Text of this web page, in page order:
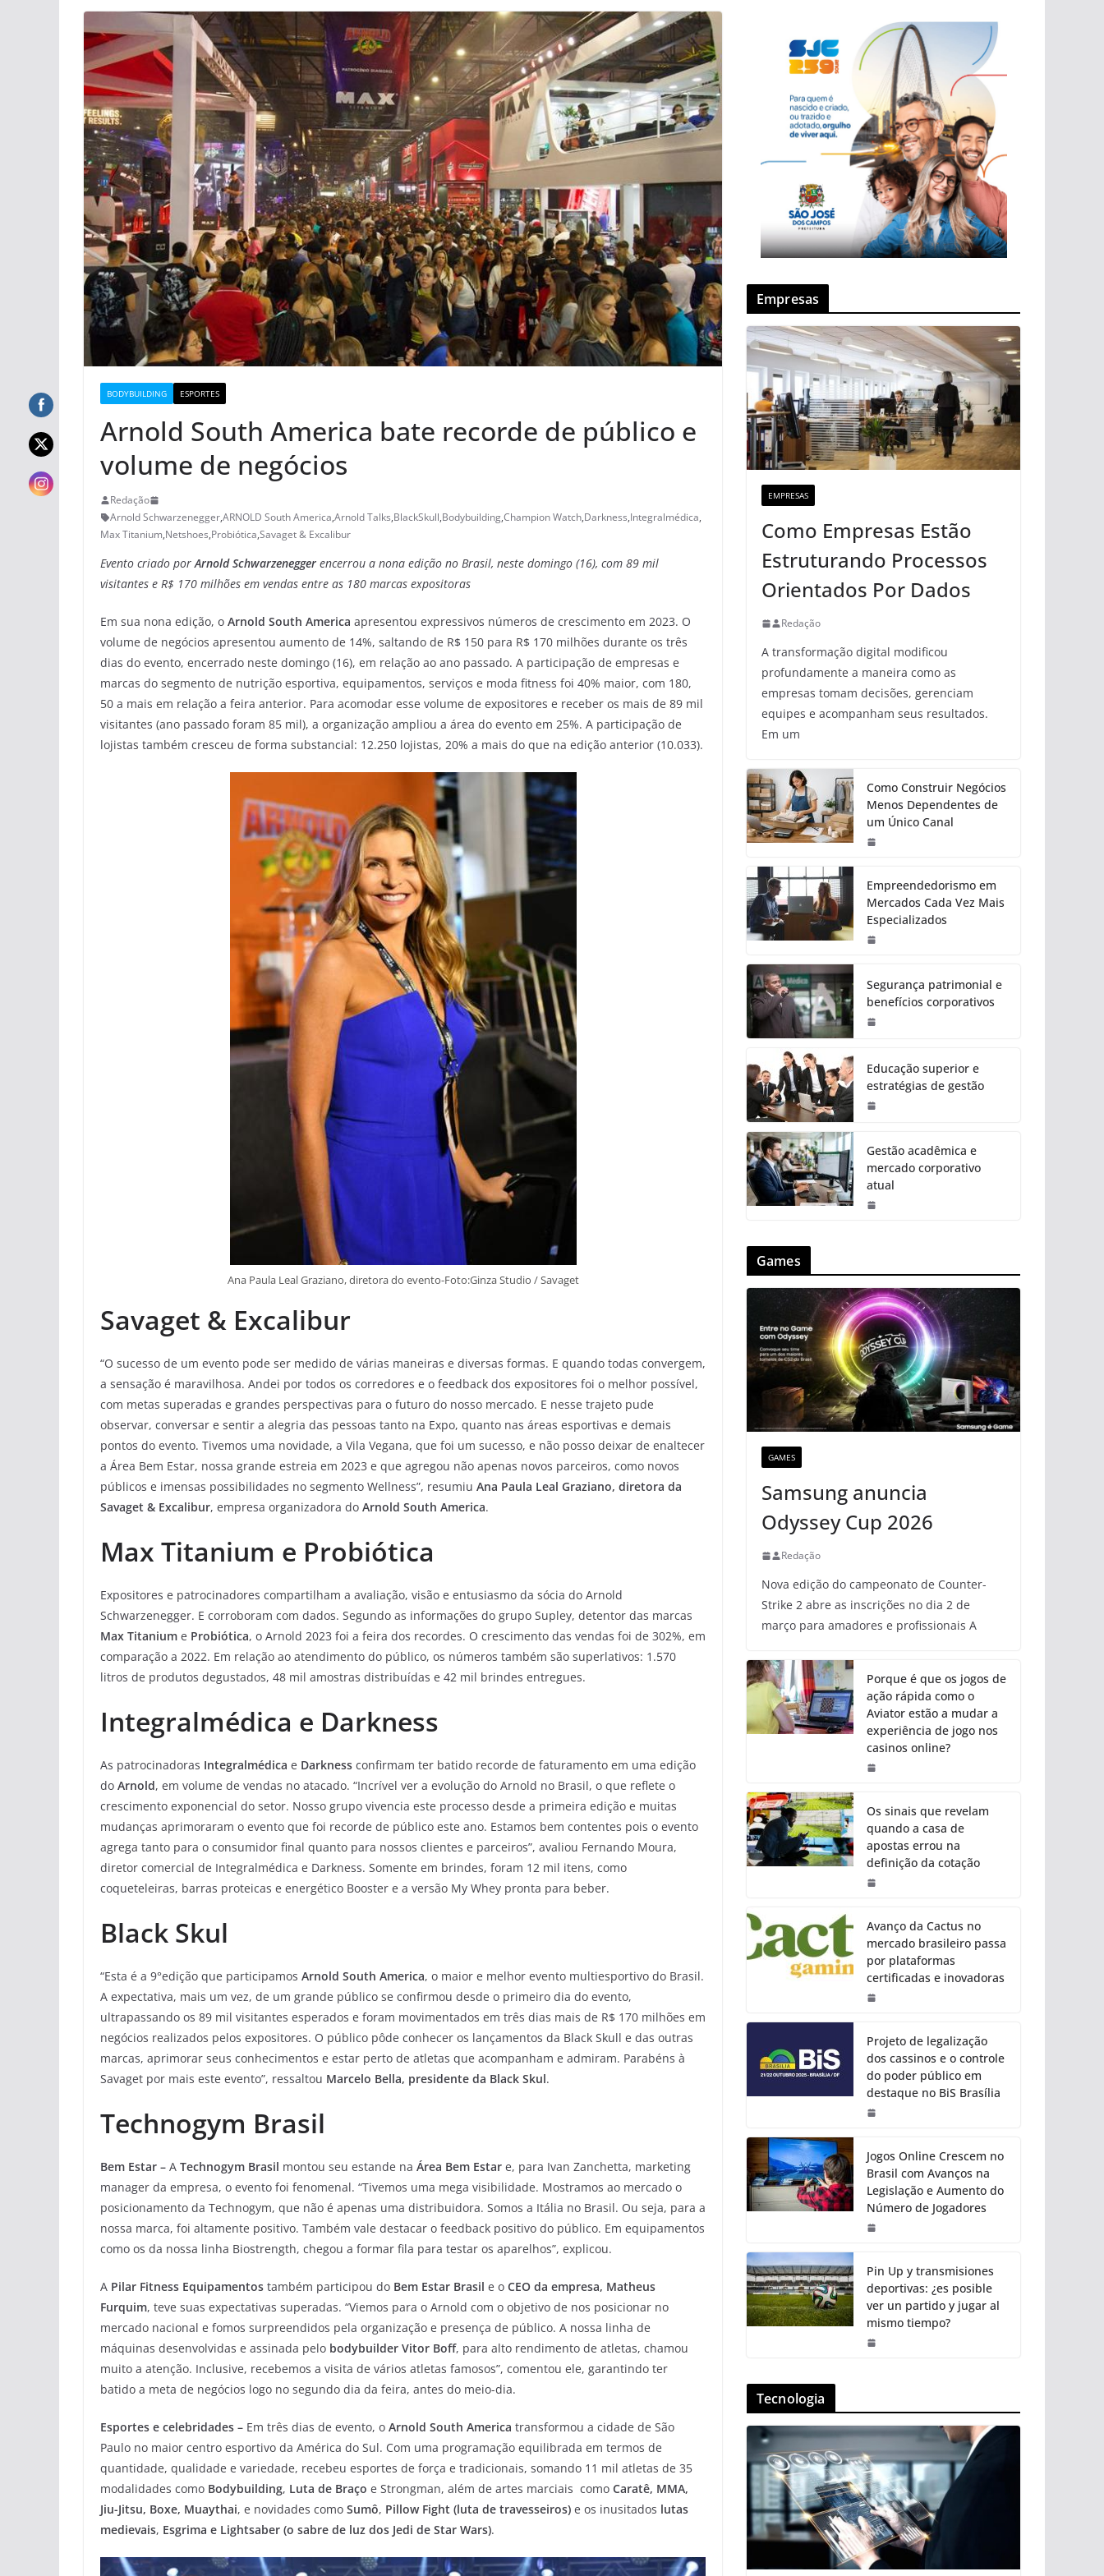
BODYBUILDING ESPORTES
Arnold South America bate recorde de público e
volume de negócios
Redação
Arnold Schwarzenegger,ARNOLD South America,Arnold Talks,BlackSkull,Bodybuilding,Champion Watch,Darkness,Integralmédica,
Max Titanium,Netshoes,Probiótica,Savaget & Excalibur
Evento criado porArnold Schwarzenegger encerrou a nona edição no Brasil, neste domingo (16), com 89 mil
visitantes e R$ 170 milhões em vendas entre as 180 marcas expositoras
Em sua nona edição, o Arnold South America apresentou expressivos números de crescimento em 2023. O
volume de negócios apresentou aumento de 14%, saltando de R$ 150 para R$ 170 milhões durante os três
dias do evento, encerrado neste domingo (16), em relação ao ano passado. A participação de empresas e
marcas do segmento de nutrição esportiva, equipamentos, serviços e moda fitness foi 40% maior, com 180,
50 a mais em relação a feira anterior. Para acomodar esse volume de expositores e receber os mais de 89 mil
visitantes (ano passado foram 85 mil), a organização ampliou a área do evento em 25%. A participação de
lojistas também cresceu de forma substancial: 12.250 lojistas, 20% a mais do que na edição anterior (10.033).
Ana Paula Leal Graziano, diretora do evento-Foto:Ginza Studio / Savaget
Savaget & Excalibur
“O sucesso de um evento pode ser medido de várias maneiras e diversas formas. E quando todas convergem,
a sensação é maravilhosa. Andei por todos os corredores e o feedback dos expositores foi o melhor possível,
com metas superadas e grandes perspectivas para o futuro do nosso mercado. E nesse trajeto pude
observar, conversar e sentir a alegria das pessoas tanto na Expo, quanto nas áreas esportivas e demais
pontos do evento. Tivemos uma novidade, a Vila Vegana, que foi um sucesso, e não posso deixar de enaltecer
a Área Bem Estar, nossa grande estreia em 2023 e que agregou não apenas novos parceiros, como novos
públicos e imensas possibilidades no segmento Wellness”, resumiu Ana Paula Leal Graziano, diretora da
Savaget & Excalibur, empresa organizadora do Arnold South America.
Max Titanium e Probiótica
Expositores e patrocinadores compartilham a avaliação, visão e entusiasmo da sócia do Arnold
Schwarzenegger. E corroboram com dados. Segundo as informações do grupo Supley, detentor das marcas
Max Titanium e Probiótica, o Arnold 2023 foi a feira dos recordes. O crescimento das vendas foi de 302%, em
comparação a 2022. Em relação ao atendimento do público, os números também são superlativos: 1.570
litros de produtos degustados, 48 mil amostras distribuídas e 42 mil brindes entregues.
Integralmédica e Darkness
As patrocinadoras Integralmédica e Darkness confirmam ter batido recorde de faturamento em uma edição
do Arnold, em volume de vendas no atacado. “Incrível ver a evolução do Arnold no Brasil, o que reflete o
crescimento exponencial do setor. Nosso grupo vivencia este processo desde a primeira edição e muitas
mudanças aprimoraram o evento que foi recorde de público este ano. Estamos bem contentes pois o evento
agrega tanto para o consumidor final quanto para nossos clientes e parceiros”, avaliou Fernando Moura,
diretor comercial de Integralmédica e Darkness. Somente em brindes, foram 12 mil itens, como
coqueteleiras, barras proteicas e energético Booster e a versão My Whey pronta para beber.
Black Skul
“Esta é a 9°edição que participamos Arnold South America, o maior e melhor evento multiesportivo do Brasil.
A expectativa, mais um vez, de um grande público se confirmou desde o primeiro dia do evento,
ultrapassando os 89 mil visitantes esperados e foram movimentados em três dias mais de R$ 170 milhões em
negócios realizados pelos expositores. O público pôde conhecer os lançamentos da Black Skull e das outras
marcas, aprimorar seus conhecimentos e estar perto de atletas que acompanham e admiram. Parabéns à
Savaget por mais este evento”, ressaltou Marcelo Bella, presidente da Black Skul.
Technogym Brasil
Bem Estar – A Technogym Brasil montou seu estande na Área Bem Estar e, para Ivan Zanchetta, marketing
manager da empresa, o evento foi fenomenal. “Tivemos uma mega visibilidade. Mostramos ao mercado o
posicionamento da Technogym, que não é apenas uma distribuidora. Somos a Itália no Brasil. Ou seja, para a
nossa marca, foi altamente positivo. Também vale destacar o feedback positivo do público. Em equipamentos
como os da nossa linha Biostrength, chegou a formar fila para testar os aparelhos”, explicou.
A Pilar Fitness Equipamentos também participou do Bem Estar Brasil e o CEO da empresa, Matheus
Furquim, teve suas expectativas superadas. “Viemos para o Arnold com o objetivo de nos posicionar no
mercado nacional e fomos surpreendidos pela organização e presença de público. A nossa linha de
máquinas desenvolvidas e assinada pelo bodybuilder Vitor Boff, para alto rendimento de atletas, chamou
muito a atenção. Inclusive, recebemos a visita de vários atletas famosos”, comentou ele, garantindo ter
batido a meta de negócios logo no segundo dia da feira, antes do meio-dia.
Esportes e celebridades – Em três dias de evento, o Arnold South America transformou a cidade de São
Paulo no maior centro esportivo da América do Sul. Com uma programação equilibrada em termos de
quantidade, qualidade e variedade, recebeu esportes de força e tradicionais, somando 11 mil atletas de 35
modalidades como Bodybuilding, Luta de Braço e Strongman, além de artes marciais como Caratê, MMA,
Jiu-Jitsu, Boxe, Muaythai, e novidades como Sumô, Pillow Fight (luta de travesseiros) e os inusitados lutas
medievais, Esgrima e Lightsaber (o sabre de luz dos Jedi de Star Wars).
Empresas
EMPRESAS
Como Empresas Estão
Estruturando Processos
Orientados Por Dados
Redação
A transformação digital modificou
profundamente a maneira como as
empresas tomam decisões, gerenciam
equipes e acompanham seus resultados.
Em um
Como Construir Negócios
Menos Dependentes de
um Único Canal
Empreendedorismo em
Mercados Cada Vez Mais
Especializados
Segurança patrimonial e
benefícios corporativos
Educação superior e
estratégias de gestão
Gestão acadêmica e
mercado corporativo
atual
Games
GAMES
Samsung anuncia
Odyssey Cup 2026
Redação
Nova edição do campeonato de Counter-
Strike 2 abre as inscrições no dia 2 de
março para amadores e profissionais A
Porque é que os jogos de
ação rápida como o
Aviator estão a mudar a
experiência de jogo nos
casinos online?
Os sinais que revelam
quando a casa de
apostas errou na
definição da cotação
Avanço da Cactus no
mercado brasileiro passa
por plataformas
certificadas e inovadoras
Projeto de legalização
dos cassinos e o controle
do poder público em
destaque no BiS Brasília
Jogos Online Crescem no
Brasil com Avanços na
Legislação e Aumento do
Número de Jogadores
Pin Up y transmisiones
deportivas: ¿es posible
ver un partido y jugar al
mismo tiempo?
Tecnologia